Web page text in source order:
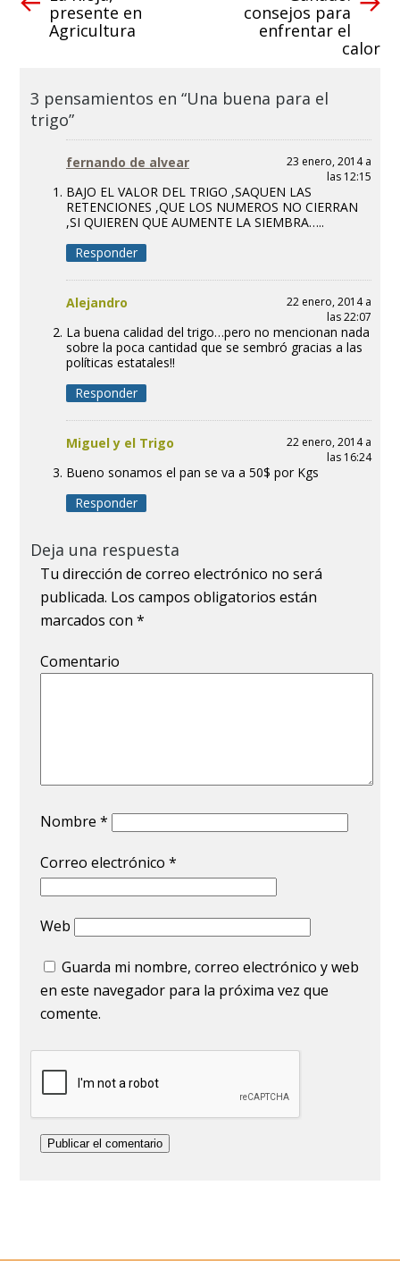
presente en
Agricultura
consejos para
enfrentar el
calor
3 pensamientos en “Una buena para el
trigo”
fernando de alvear
23 enero, 2014 a
las 12:15
BAJO EL VALOR DEL TRIGO ,SAQUEN LAS
RETENCIONES ,QUE LOS NUMEROS NO CIERRAN
,SI QUIEREN QUE AUMENTE LA SIEMBRA…..
Responder
Alejandro
22 enero, 2014 a
las 22:07
La buena calidad del trigo…pero no mencionan nada
sobre la poca cantidad que se sembró gracias a las
políticas estatales!!
Responder
Miguel y el Trigo
22 enero, 2014 a
las 16:24
Bueno sonamos el pan se va a 50$ por Kgs
Responder
Deja una respuesta
Tu dirección de correo electrónico no será
publicada. Los campos obligatorios están
marcados con*
Comentario
Nombre*
Correo electrónico*
Web
Guarda mi nombre, correo electrónico y web
en este navegador para la próxima vez que
comente.